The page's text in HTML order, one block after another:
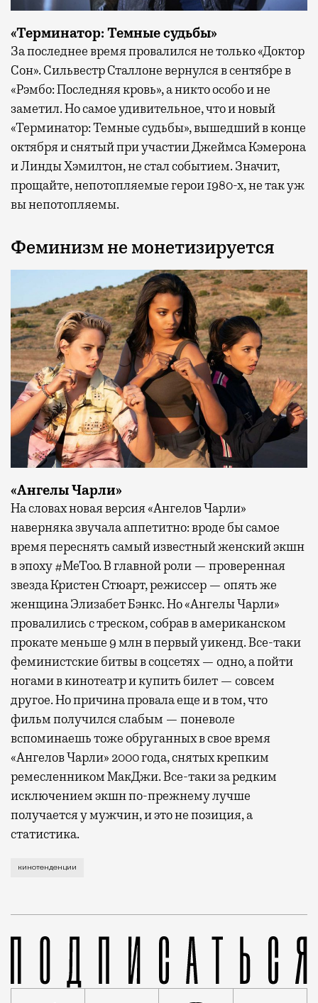
«Терминатор: Темные судьбы»
За последнее время провалился не только «Доктор
Сон». Сильвестр Сталлоне вернулся в сентябре в
«Рэмбо: Последняя кровь», а никто особо и не
заметил. Но самое удивительное, что и новый
«Терминатор: Темные судьбы», вышедший в конце
октября и снятый при участии Джеймса Кэмерона
и Линды Хэмилтон, не стал событием. Значит,
прощайте, непотопляемые герои 1980-х, не так уж
вы непотопляемы.
Феминизм не монетизируется
«Ангелы Чарли»
На словах новая версия «Ангелов Чарли»
наверняка звучала аппетитно: вроде бы самое
время переснять самый известный женский экшн
в эпоху #MeToo. В главной роли — проверенная
звезда Кристен Стюарт, режиссер — опять же
женщина Элизабет Бэнкс. Но «Ангелы Чарли»
провалились с треском, собрав в американском
прокате меньше 9 млн в первый уикенд. Все-таки
феминистские битвы в соцсетях — одно, а пойти
ногами в кинотеатр и купить билет — совсем
другое. Но причина провала еще и в том, что
фильм получился слабым — поневоле
вспоминаешь тоже обруганных в свое время
«Ангелов Чарли» 2000 года, снятых крепким
ремесленником МакДжи. Все-таки за редким
исключением экшн по-прежнему лучше
получается у мужчин, и это не позиция, а
статистика.
В кино постоянно происходят события, которые
кинотенденции